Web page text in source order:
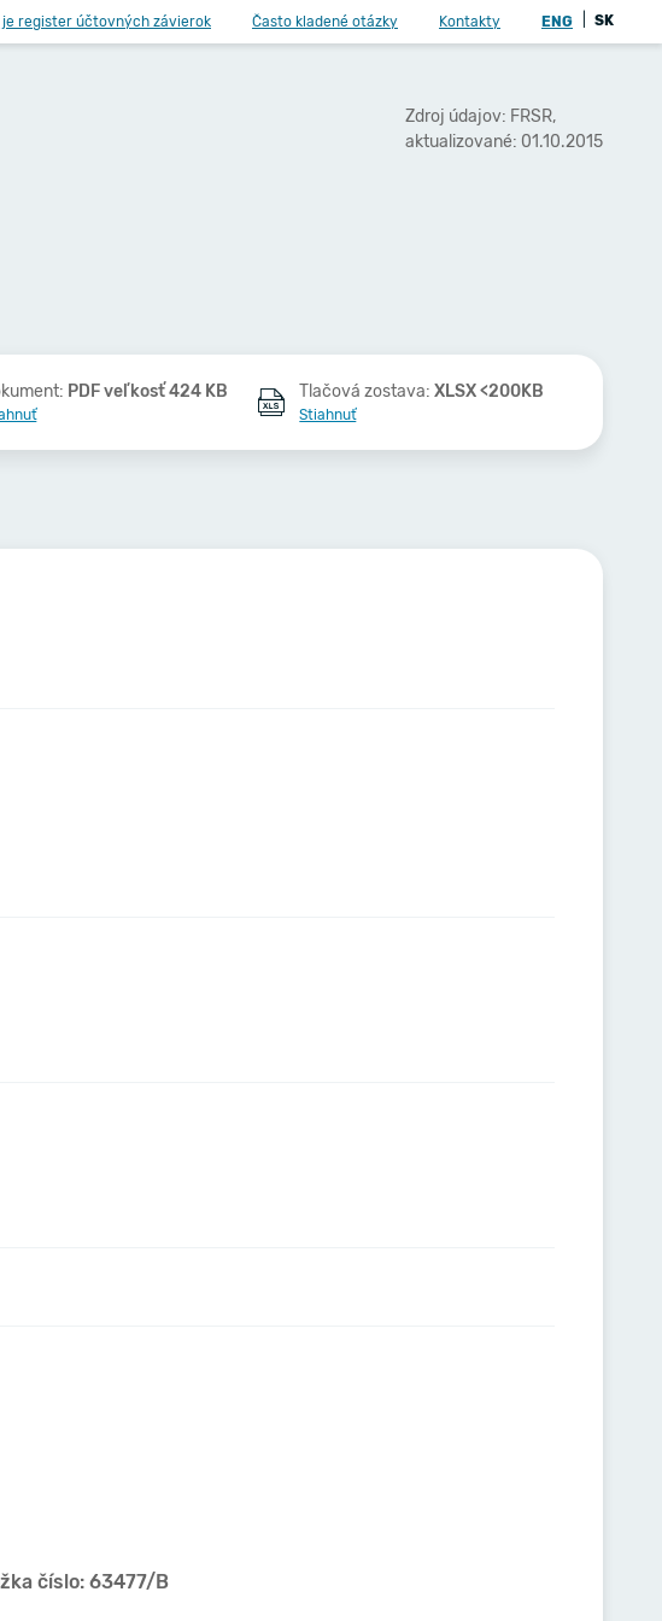
je register účtovných závierok Často kladené otázky Kontakty ENG SK
Zdroj údajov: FRSR,
aktualizované: 01.10.2015
PDF veľkosť 424 KB Tlačová zostava:XLSX <200KB
Stiahnuť
číslo: 63477/B